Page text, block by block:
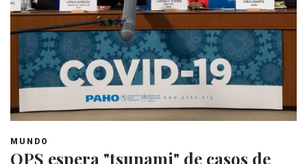
MUNDO
OPS espera "tsunami" de casos de